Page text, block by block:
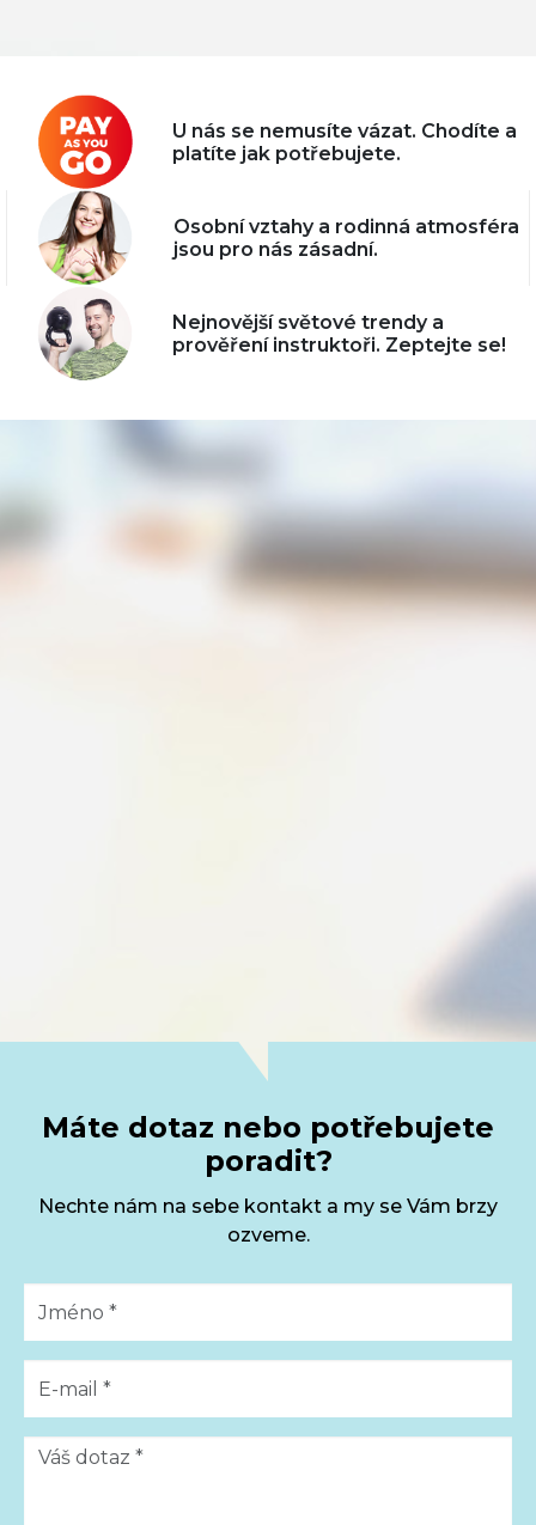
U nás se nemusíte vázat. Chodíte a
platíte jak potřebujete.
Osobní vztahy a rodinná atmosféra
jsou pro nás zásadní.
Nejnovější světové trendy a
prověření instruktoři. Zeptejte se!
Máte dotaz nebo potřebujete
poradit?
Nechte nám na sebe kontakt a my se Vám brzy
ozveme.